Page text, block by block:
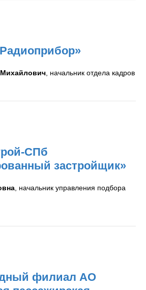
»
, начальник отдела кадров
СПб
застройщик»
, начальник управления подбора
филиал АО